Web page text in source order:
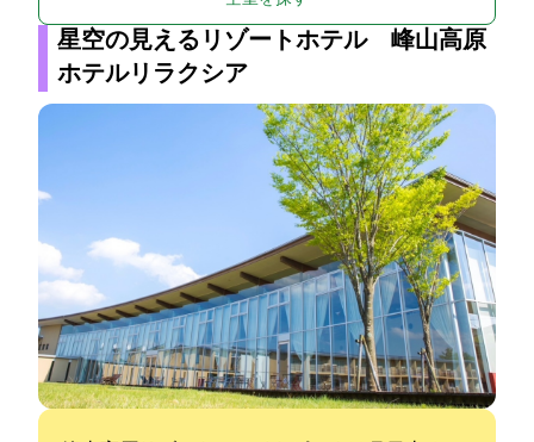
星空の見えるリゾートホテル 峰山高原
ホテルリラクシア